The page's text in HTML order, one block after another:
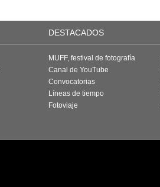
DESTACADOS
MUFF, festival de fotografía
Canal de YouTube
Convocatorias
Líneas de tiempo
Fotoviaje